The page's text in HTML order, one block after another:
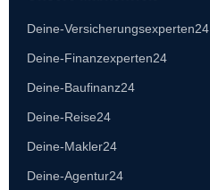
Deine-Versicherungsexperten24
Deine-Finanzexperten24
Deine-Baufinanz24
Deine-Reise24
Deine-Makler24
Deine-Agentur24